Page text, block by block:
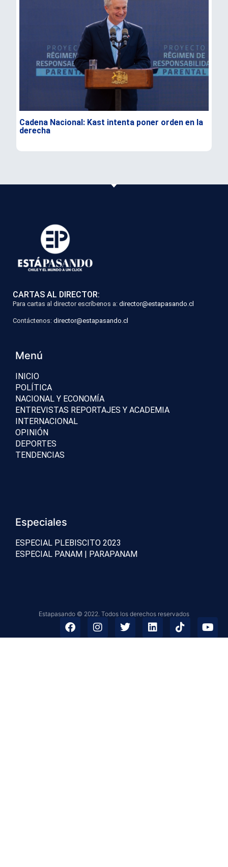
Cadena Nacional: Kast intenta poner orden en la
derecha
CARTAS AL DIRECTOR:
Para cartas al director escríbenos a: director@estapasando.cl
Contáctenos: director@estapasando.cl
Menú
INICIO
POLÍTICA
NACIONAL Y ECONOMÍA
ENTREVISTAS REPORTAJES Y ACADEMIA
INTERNACIONAL
OPINIÓN
DEPORTES
TENDENCIAS
Especiales
ESPECIAL PLEBISCITO 2023
ESPECIAL PANAM | PARAPANAM
Estapasando © 2022. Todos los derechos reservados